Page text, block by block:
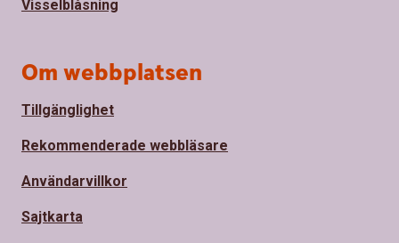
Visselblåsning
Om webbplatsen
Tillgänglighet
Rekommenderade webbläsare
Användarvillkor
Sajtkarta